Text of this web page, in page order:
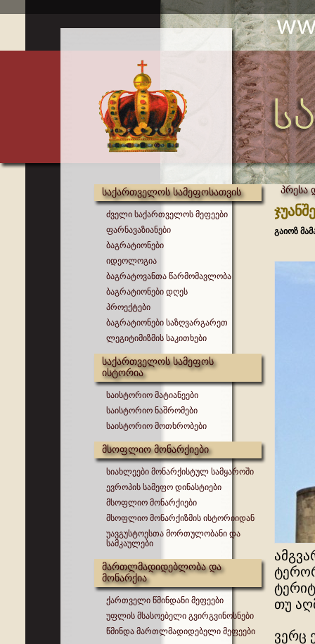
საქართველოს სამეფოსათვის
ძველი საქართველოს მეფეები
ფარნავაზიანები
ბაგრატიონები
იდეოლოგია
ბაგრატოვანთა წარმომავლობა
ბაგრატიონები დღეს
პროექტები
ბაგრატიონები საზღვარგარეთ
ლეგიტიმიზმის საკითხები
საქართველოს სამეფოს
ისტორია
საისტორიო მატიანეები
საისტორიო ნაშრომები
საისტორიო მოთხრობები
მსოფლიო მონარქიები
სიახლეები მონარქისტულ სამყაროში
ევროპის სამეფო დინასტიები
მსოფლიო მონარქიები
მსოფლიო მონარქიზმის ისტორიიდან
უავგუსტოესთა მორთულობანი და
სამკაულები
მართლმადიდებლობა და
მონარქია
ქართველი წმინდანი მეფეები
უფლის მსასოებელი გვირგვინოსნები
წმინდა მართლმადიდებელი მეფეები
პრესა
გაიოზ
თუ
ვერც